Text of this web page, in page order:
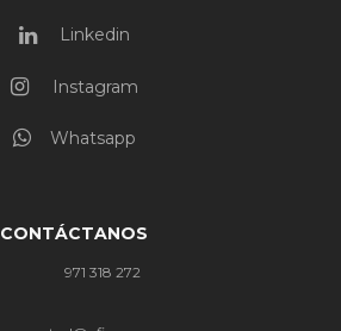
Linkedin
Instagram
Whatsapp
CONTÁCTANOS
971 318 272